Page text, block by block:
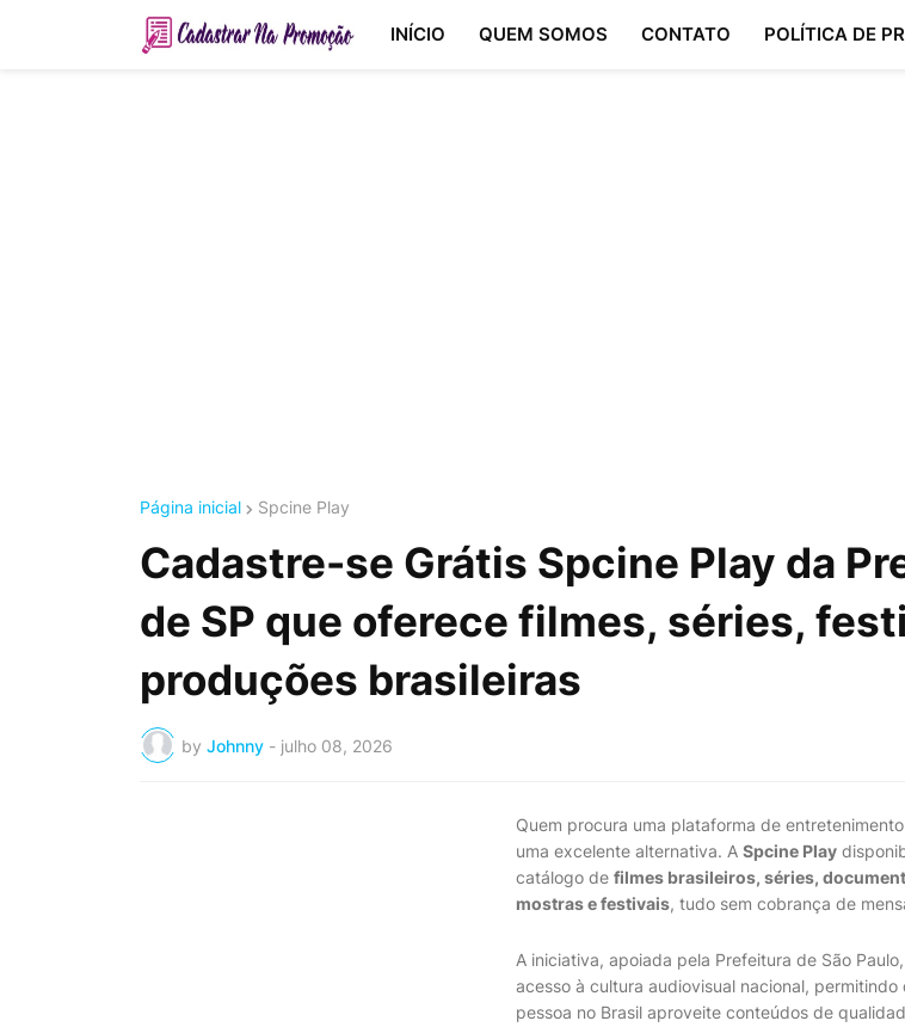
INÍCIO QUEM SOMOS CONTATO POLÍTICA DE
Página inicial Spcine Play
Cadastre-se Grátis Spcine Play da
de SP que oferece filmes, séries,
produções brasileiras
by Johnny - julho 08, 2026
Quem procura uma plataforma de
uma excelente alternativa. A Spcine Play
catálogo de filmes brasileiros, séries,
mostras e festivais, tudo sem cobrança de
A iniciativa, apoiada pela Prefeitura de São
acesso à cultura audiovisual nacional, permitindo
pessoa no Brasil aproveite conteúdos de